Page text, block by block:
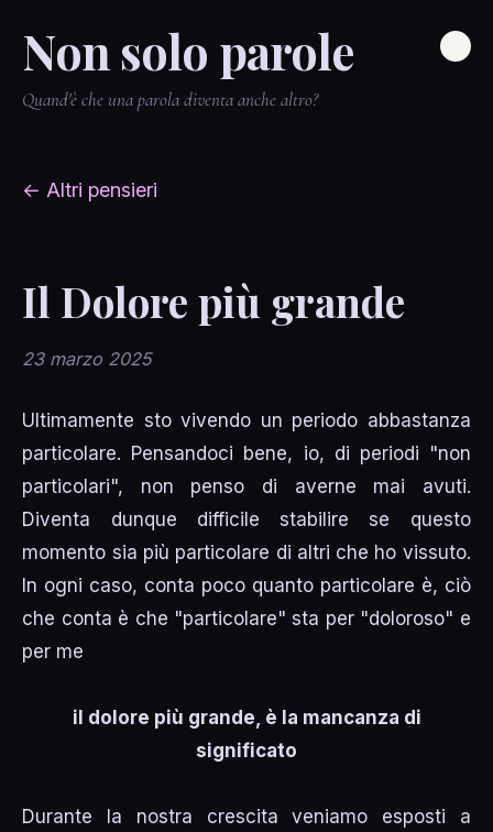
Non solo parole
Quand'è che una parola diventa anche altro?
← Altri pensieri
Il Dolore più grande
23 marzo 2025
Ultimamente sto vivendo un periodo abbastanza
particolare. Pensandoci bene, io, di periodi "non
particolari", non penso di averne mai avuti.
Diventa dunque difficile stabilire se questo
momento sia più particolare di altri che ho vissuto.
In ogni caso, conta poco quanto particolare è, ciò
che conta è che "particolare" sta per "doloroso" e
per me
il dolore più grande, è la mancanza di
significato
Durante la nostra crescita veniamo esposti a